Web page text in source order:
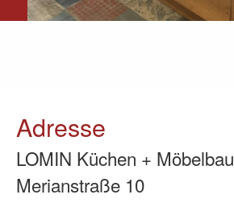
Adresse
LOMIN Küchen + Möbelbau
Merianstraße 10